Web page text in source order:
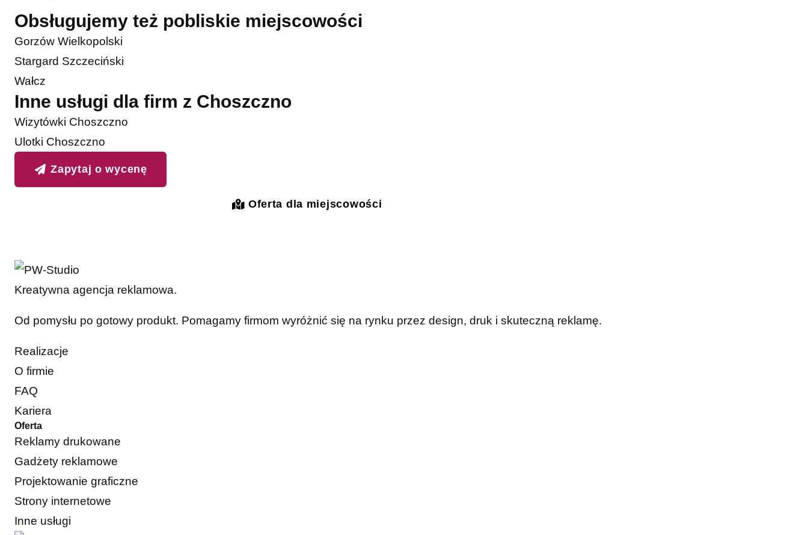
Obsługujemy też pobliskie miejscowości
Gorzów Wielkopolski
Stargard Szczeciński
Wałcz
Inne usługi dla firm z Choszczno
Wizytówki Choszczno
Ulotki Choszczno
Zapytaj o wycenę
Oferta dla miejscowości
Kreatywna agencja reklamowa.
Od pomysłu po gotowy produkt. Pomagamy firmom wyróżnić się na rynku przez design, druk i skuteczną reklamę.
Realizacje
O firmie
FAQ
Kariera
Oferta
Reklamy drukowane
Gadżety reklamowe
Projektowanie graficzne
Strony internetowe
Inne usługi